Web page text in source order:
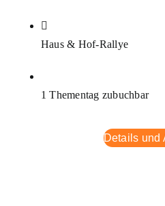
Haus & Hof-Rallye
1 Thementag zubuchbar
Details und